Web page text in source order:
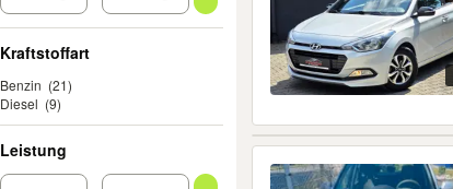
Kraftstoffart
Benzin (21)
Diesel (9)
Leistung